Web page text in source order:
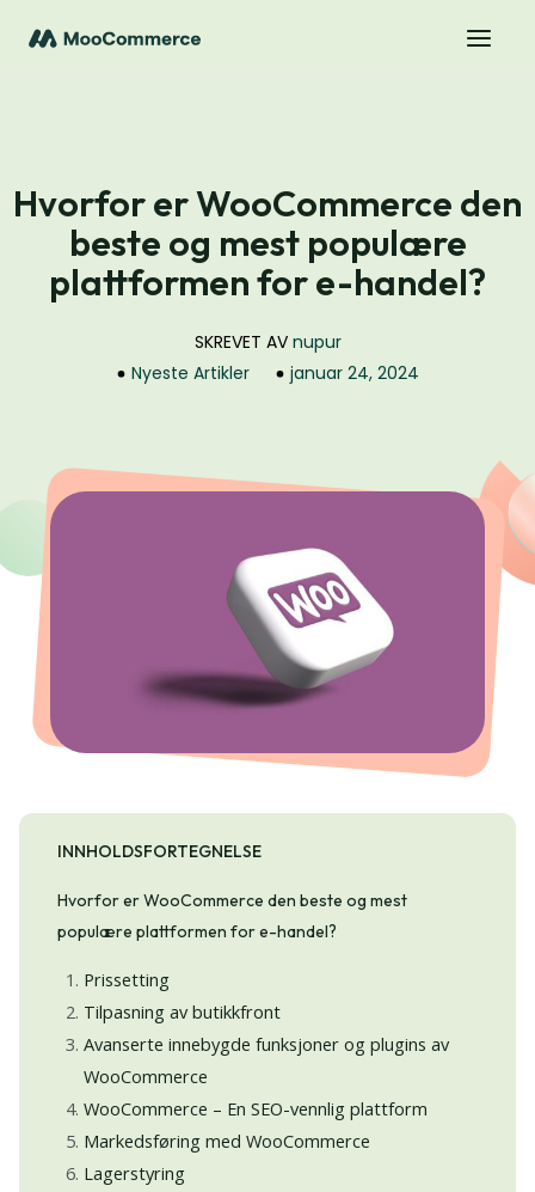
Hvorfor er WooCommerce den
beste og mest populære
plattformen for e-handel?
SKREVET AVnupur
Nyeste Artikler
januar 24, 2024
INNHOLDSFORTEGNELSE
Hvorfor er WooCommerce den beste og mest
populære plattformen for e-handel?
Prissetting
Tilpasning av butikkfront
Avanserte innebygde funksjoner og plugins av
WooCommerce
WooCommerce – En SEO-vennlig plattform
Markedsføring med WooCommerce
Lagerstyring